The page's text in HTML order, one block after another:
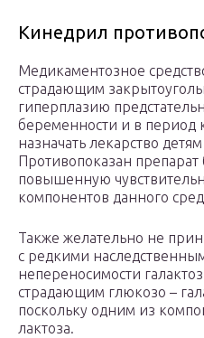
Кинедрил
Медикаментозное
страдающим
гиперплазию
беременности и в период
назначать лекарство
Противопоказан
повышенную
компонентов данного
Также желательно не
с редкими
непереносимости
страдающим глюкозо –
поскольку одним из
лактоза.